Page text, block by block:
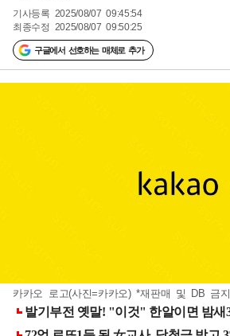
기사등록 2025/08/07 09:45:54
최종수정 2025/08/07 09:50:25
구글에서 선호하는 매체로 추가
카카오 로고(사진=카카오) *재판매 및 DB 금지